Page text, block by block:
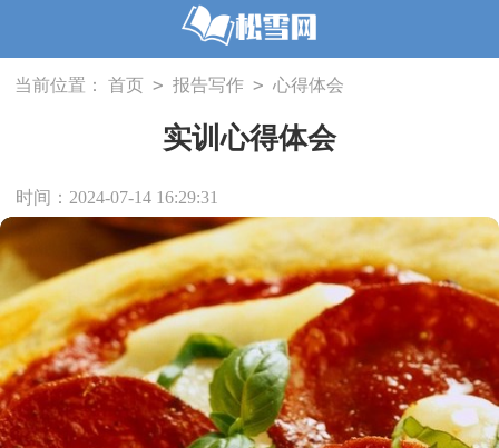
当前位置： 首页 > 报告写作 > 心得体会
实训心得体会
时间：2024-07-14 16:29:31